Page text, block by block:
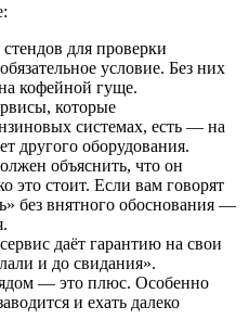
для проверки
условие. Без них
кофейной гуще.
которые
системах, есть — на
другого оборудования.
объяснить, что он
это стоит. Если вам говорят
без внятного обоснования —
даёт гарантию на свои
и до свидания».
— это плюс. Особенно
и ехать далеко